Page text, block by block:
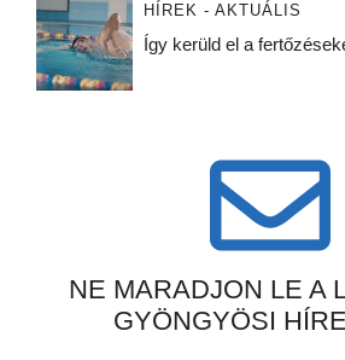
HÍREK - AKTUÁLIS
Így kerüld el a
NE MARADJON LE A
GYÖNGYÖSI